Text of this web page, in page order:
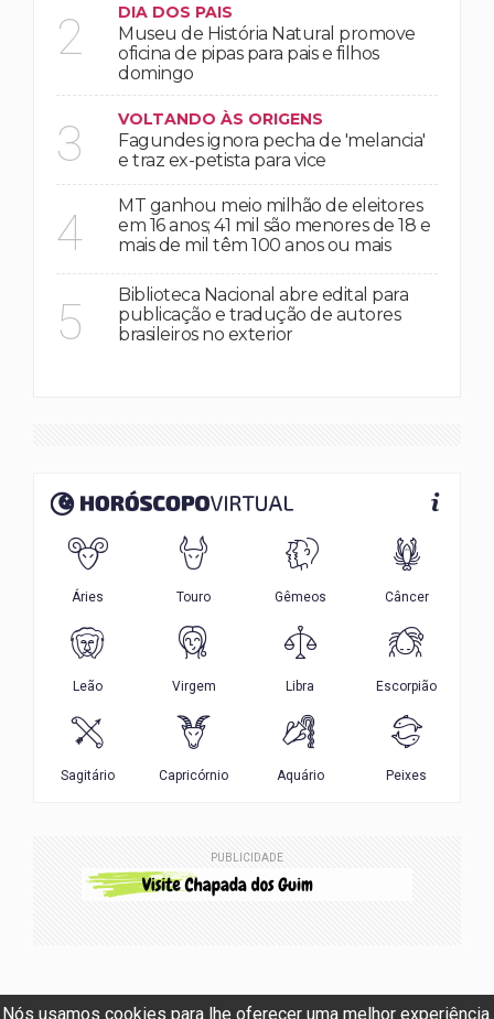
Nós usamos cookies para lhe oferecer uma melhor experiência.
2 DIA DOS PAIS
Museu de História Natural promove
oficina de pipas para pais e filhos
domingo
3 VOLTANDO ÀS ORIGENS
Fagundes ignora pecha de 'melancia'
e traz ex-petista para vice
4
MT ganhou meio milhão de eleitores
em 16 anos; 41 mil são menores de 18 e
mais de mil têm 100 anos ou mais
5
Biblioteca Nacional abre edital para
publicação e tradução de autores
brasileiros no exterior
PUBLICIDADE